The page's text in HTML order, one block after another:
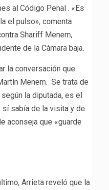
al Código Penal . «Es
el pulso», comenta
Shariff Menem,
de la Cámara baja.
la conversación que
Menem. Se trata de
la diputada, es el
sabía de la visita y de
aconseja que «guarde
Arrieta reveló que la